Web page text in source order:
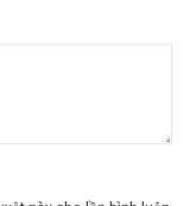
siêu dẫn